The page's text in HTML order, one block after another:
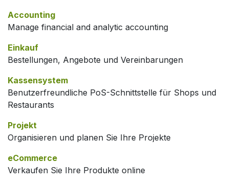
Accounting
Manage financial and analytic accounting
Einkauf
Bestellungen, Angebote und Vereinbarungen
Kassensystem
Benutzerfreundliche PoS-Schnittstelle für Shops und
Restaurants
Projekt
Organisieren und planen Sie Ihre Projekte
eCommerce
Verkaufen Sie Ihre Produkte online